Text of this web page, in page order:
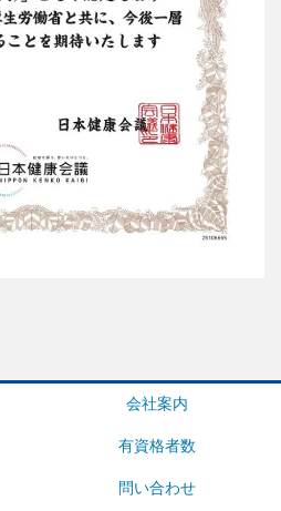
会社案内
有資格者数
問い合わせ